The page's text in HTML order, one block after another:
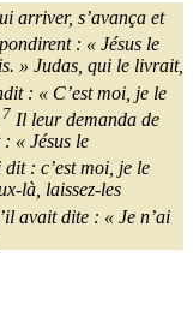
arriver, s’avança et
: « Jésus le
» Judas, qui le livrait,
: « C’est moi, je le
7 Il leur demanda de
« Jésus le
: c’est moi, je le
là, laissez-les
avait dite : « Je n’ai